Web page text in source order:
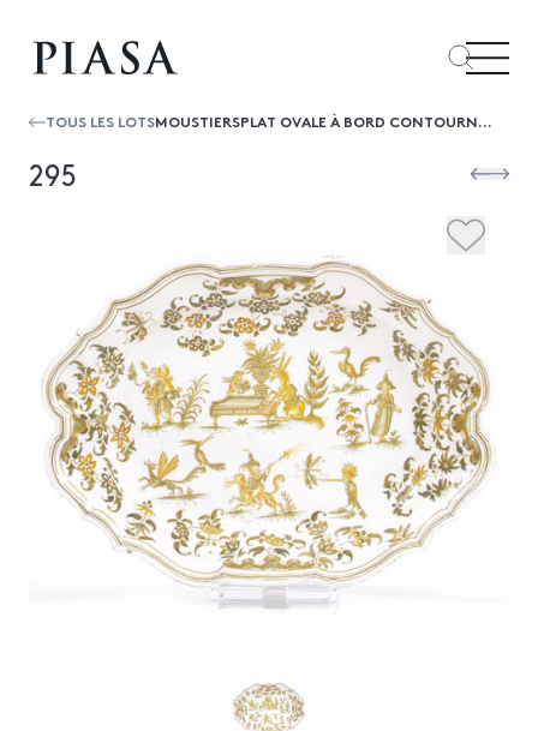
TOUS LES LOTS MOUSTIERSPLAT OVALE À BORD CONTOURNÉ À DÉCOR EN CAMAÏEU VERT ET ORANGÉ DE FIGURES GROTESQUES ET ANIMAUX FANTASTIQUES SUR SEPT TERRAS...
295